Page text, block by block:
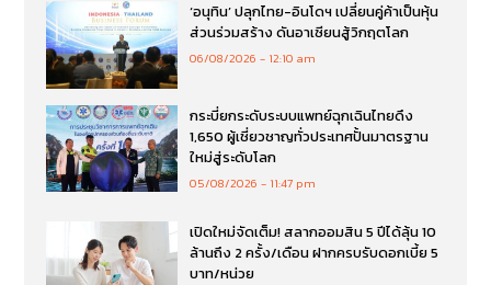
‘อนุทิน’ ปลุกไทย-อินโดฯ เปลี่ยนคู่ค้าเป็นหุ้น
ส่วนร่วมสร้าง ดันอาเซียนสู้วิกฤตโลก
06/08/2026 12:10 am
กระบี่ยกระดับระบบแพทย์ฉุกเฉินไทยดึง
1,650 ผู้เชี่ยวชาญทั่วประเทศปั้นมาตรฐาน
ใหม่สู่ระดับโลก
05/08/2026 11:47 pm
เปิดใหม่จัดเต็ม! สลากออมสิน 5 ปีได้ลุ้น 10
ล้านถึง 2 ครั้ง/เดือน ฝากครบรับดอกเบี้ย 5
บาท/หน่วย